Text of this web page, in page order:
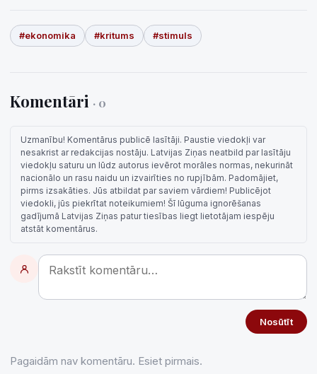
#ekonomika #kritums #stimuls
Komentāri · 0
Uzmanību! Komentārus publicē lasītāji. Paustie viedokļi var
nesakrist ar redakcijas nostāju. Latvijas Ziņas neatbild par lasītāju
viedokļu saturu un lūdz autorus ievērot morāles normas, nekurināt
nacionālo un rasu naidu un izvairīties no rupjībām. Padomājiet,
pirms izsakāties. Jūs atbildat par saviem vārdiem! Publicējot
viedokli, jūs piekrītat noteikumiem! Šī lūguma ignorēšanas
gadījumā Latvijas Ziņas patur tiesības liegt lietotājam iespēju
atstāt komentārus.
Nosūtīt
Pagaidām nav komentāru. Esiet pirmais.